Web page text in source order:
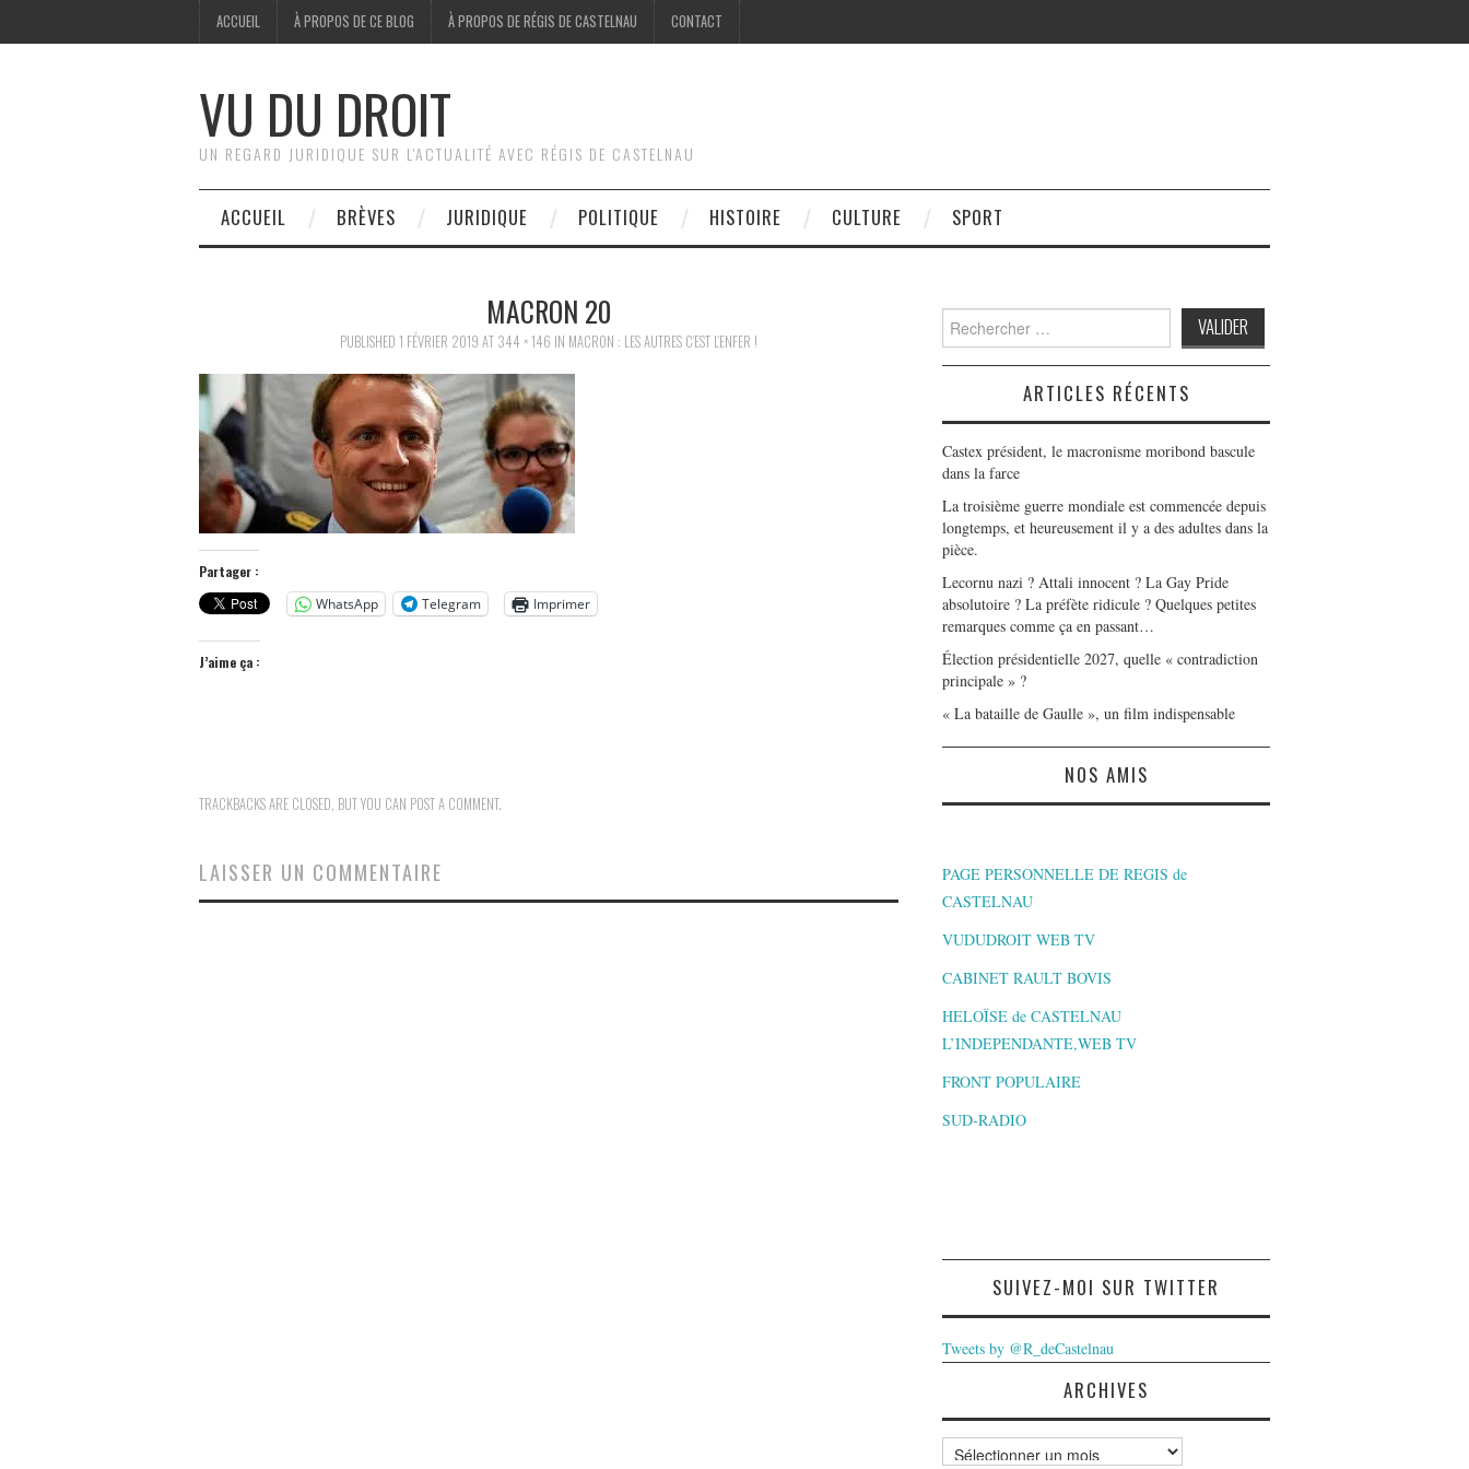
ACCUEIL À PROPOS DE CE BLOG À PROPOS DE RÉGIS DE CASTELNAU CONTACT
VU DU DROIT
UN REGARD JURIDIQUE SUR L'ACTUALITÉ AVEC RÉGIS DE CASTELNAU
ACCUEIL BRÈVES JURIDIQUE POLITIQUE HISTOIRE CULTURE SPORT
MACRON 20
PUBLISHED 1 FÉVRIER 2019 AT 344 × 146 IN MACRON : LES AUTRES C’EST L’ENFER !
Partager :
WhatsApp
Telegram Imprimer
J’aime ça :
TRACKBACKS ARE CLOSED, BUT YOU CAN POST A COMMENT.
LAISSER UN COMMENTAIRE
Search
for:
ARTICLES RÉCENTS
Castex président, le macronisme moribond bascule
dans la farce
La troisième guerre mondiale est commencée depuis
longtemps, et heureusement il y a des adultes dans la
pièce.
Lecornu nazi ? Attali innocent ? La Gay Pride
absolutoire ? La préfète ridicule ? Quelques petites
remarques comme ça en passant…
Élection présidentielle 2027, quelle « contradiction
principale » ?
« La bataille de Gaulle », un film indispensable
NOS AMIS
PAGE PERSONNELLE DE REGIS de
CASTELNAU
VUDUDROIT WEB TV
CABINET RAULT BOVIS
HELOÏSE de CASTELNAU
L’INDEPENDANTE,WEB TV
FRONT POPULAIRE
SUD-RADIO
SUIVEZ-MOI SUR TWITTER
Tweets by @R_deCastelnau
ARCHIVES
Archives